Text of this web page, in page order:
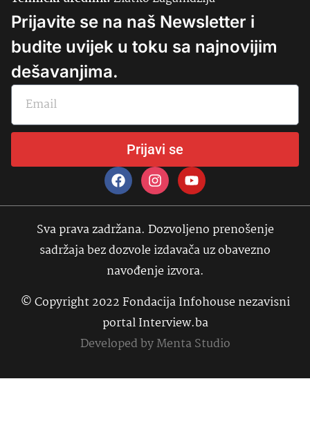
Prijavite se na naš Newsletter i
budite uvijek u toku sa najnovijim
dešavanjima.
Prijavi se
Sva prava zadržana. Dozvoljeno prenošenje
sadržaja bez dozvole izdavača uz obavezno
navođenje izvora.
© Copyright 2022 Fondacija Infohouse nezavisni
portal Interview.ba
Developed byMenta Studio